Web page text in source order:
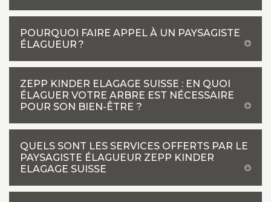
POURQUOI FAIRE APPEL À UN PAYSAGISTE
ÉLAGUEUR ?
ZEPP KINDER ELAGAGE SUISSE : EN QUOI
ÉLAGUER VOTRE ARBRE EST NÉCESSAIRE
POUR SON BIEN-ÊTRE ?
QUELS SONT LES SERVICES OFFERTS PAR LE
PAYSAGISTE ÉLAGUEUR ZEPP KINDER
ELAGAGE SUISSE